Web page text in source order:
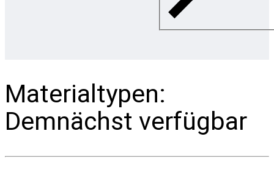
Materialtypen:
Demnächst verfügbar